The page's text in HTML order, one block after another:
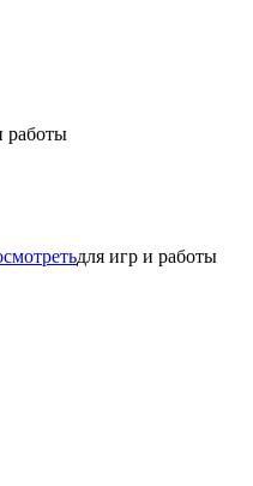
работы
для игр и работы